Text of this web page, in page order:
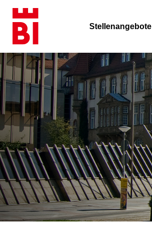
Stellenangebote